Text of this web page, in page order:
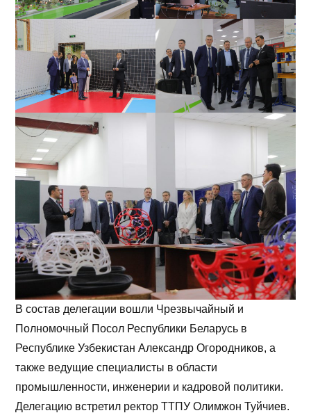
В состав делегации вошли Чрезвычайный и
Полномочный Посол Республики Беларусь в
Республике Узбекистан Александр Огородников, а
также ведущие специалисты в области
промышленности, инженерии и кадровой политики.
Делегацию встретил ректор ТТПУ Олимжон Туйчиев.